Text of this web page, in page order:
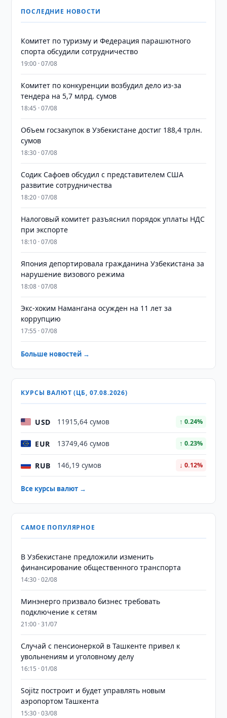
ПОСЛЕДНИЕ НОВОСТИ
Комитет по туризму и Федерация парашютного
спорта обсудили сотрудничество
19:00 · 07/08
Комитет по конкуренции возбудил дело из-за
тендера на 5,7 млрд. сумов
18:45 · 07/08
​​​​​​​Объем госзакупок в Узбекистане достиг 188,4 трлн.
сумов
18:30 · 07/08
Содик Сафоев обсудил с представителем США
развитие сотрудничества
18:20 · 07/08
Налоговый комитет разъяснил порядок уплаты НДС
при экспорте
18:10 · 07/08
Япония депортировала гражданина Узбекистана за
нарушение визового режима
18:08 · 07/08
​​​​​​​Экс-хоким Намангана осужден на 11 лет за
коррупцию
17:55 · 07/08
Больше новостей →
КУРСЫ ВАЛЮТ (ЦБ, 07.08.2026)
USD 11915,64 сумов ↑ 0.24%
EUR 13749,46 сумов ↑ 0.23%
RUB 146,19 сумов ↓ 0.12%
Все курсы валют →
САМОЕ ПОПУЛЯРНОЕ
В Узбекистане предложили изменить
финансирование общественного транспорта
14:30 · 02/08
Минэнерго призвало бизнес требовать
подключение к сетям
21:00 · 31/07
Случай с пенсионеркой в Ташкенте привел к
увольнениям и уголовному делу
16:15 · 01/08
Sojitz построит и будет управлять новым
аэропортом Ташкента
15:30 · 03/08